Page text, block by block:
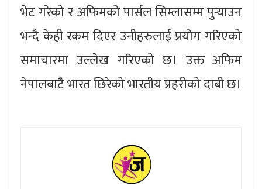
भेट गरेको र अफिमको पार्सल सिम्लासम्म पुर्‍याउन
भन्दै केही रकम दिएर उनीहरुलाई प्रयोग गरिएको
समाचारमा उल्लेख गरिएको छ। उक्त अफिम
नेपालबाटै भारत छिरेको भारतीय प्रहरीको दाबी छ।